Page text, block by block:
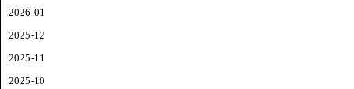
2026-01
2025-12
2025-11
2025-10